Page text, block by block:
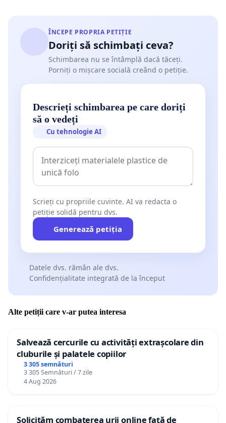
ÎNCEPE PROPRIA PETIȚIE
Doriți să schimbați ceva?
Schimbarea nu se întâmplă dacă tăceți.
Porniți o mișcare socială creând o petiție.
Descrieți schimbarea pe care doriți
să o vedeți
Cu tehnologie AI
Scrieți cu propriile cuvinte. AI va redacta o
petiție solidă pentru dvs.
Generează petiția
Datele dvs. rămân ale dvs.
Confidențialitate integrată de la început
Alte petiții care v-ar putea interesa
Salvează cercurile cu activități extrașcolare din
cluburile și palatele copiilor
3 305 semnături
3 305 Semnături / 7 zile
4 Aug 2026
Solicităm combaterea urii online față de